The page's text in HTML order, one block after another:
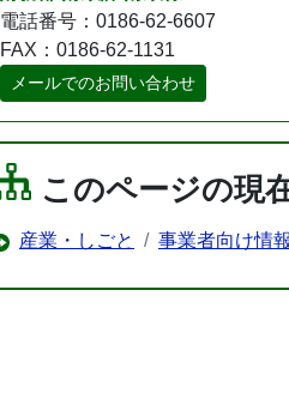
電話番号：0186-62-6607
FAX：0186-62-1131
メールでのお問い合わせ
このページの現
産業・しごと 事業者向け情報